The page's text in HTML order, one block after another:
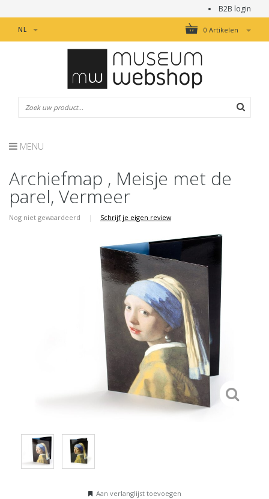
B2B login
0 Artikelen
NL
MENU
Archiefmap , Meisje met de
parel, Vermeer
Nog niet gewaardeerd | Schrijf je eigen review
Aan verlanglijst toevoegen